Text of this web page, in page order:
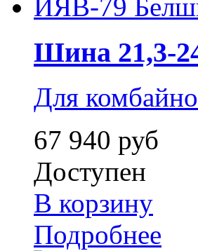
Шина 21,3-
Для
67 940 руб
Доступен
В корзину
Подробнее